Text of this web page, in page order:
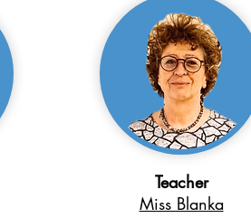
Teacher
Miss Blanka